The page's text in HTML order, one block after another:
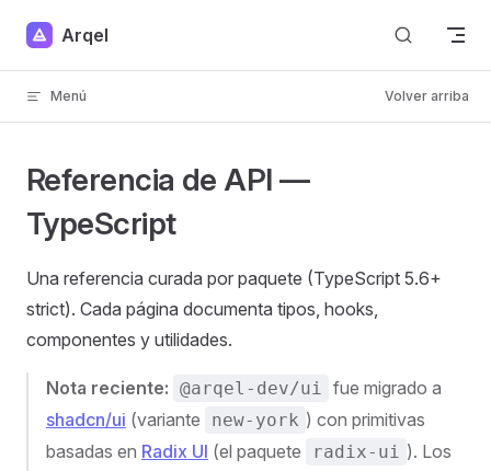
Skip to content
Arqel
Menú Volver arriba
Referencia de API —
TypeScript
Una referencia curada por paquete (TypeScript 5.6+
strict). Cada página documenta tipos, hooks,
componentes y utilidades.
Nota reciente: @arqel-dev/ui fue migrado a
shadcn/ui (variante new-york ) con primitivas
basadas en Radix UI (el paquete radix-ui ). Los